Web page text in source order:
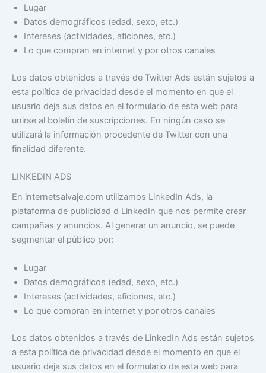
Lugar
Datos demográficos (edad, sexo, etc.)
Intereses (actividades, aficiones, etc.)
Lo que compran en internet y por otros canales
Los datos obtenidos a través de Twitter Ads están sujetos a
esta política de privacidad desde el momento en que el
usuario deja sus datos en el formulario de esta web para
unirse al boletín de suscripciones. En ningún caso se
utilizará la información procedente de Twitter con una
finalidad diferente.
LINKEDIN ADS
En internetsalvaje.com utilizamos LinkedIn Ads, la
plataforma de publicidad d LinkedIn que nos permite crear
campañas y anuncios. Al generar un anuncio, se puede
segmentar el público por:
Lugar
Datos demográficos (edad, sexo, etc.)
Intereses (actividades, aficiones, etc.)
Lo que compran en internet y por otros canales
Los datos obtenidos a través de LinkedIn Ads están sujetos
a esta política de privacidad desde el momento en que el
usuario deja sus datos en el formulario de esta web para